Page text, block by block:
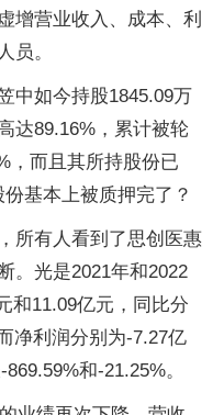
增营业收入、成本、利
员。
中如今持股1845.09万
达89.16%，累计被轮
，而且其所持股份已
基本上被质押完了？
所有人看到了思创医惠
。光是2021年和2022
和11.09亿元，同比分
净利润分别为-7.27亿
和-21.25%。